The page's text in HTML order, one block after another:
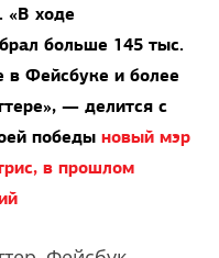
«В ходе
больше 145 тыс.
в Фейсбуке и более
— делится с
победы новый мэр
в прошлом